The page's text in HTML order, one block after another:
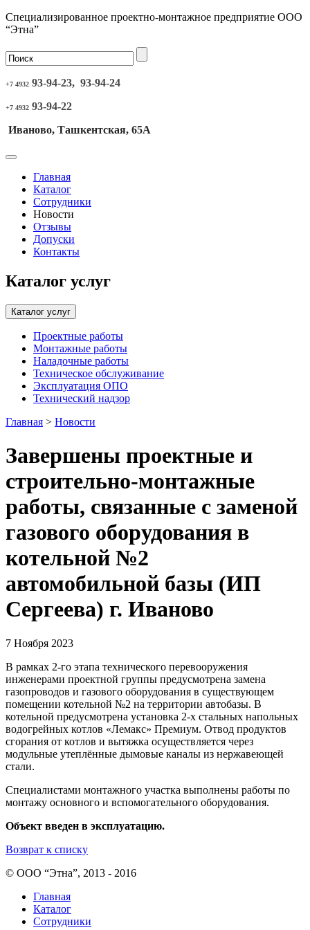
Специализированное проектно-монтажное предприятие ООО
“Этна”
+7 4932 93-94-23, 93-94-24
+7 4932 93-94-22
Иваново, Ташкентская, 65А
Главная
Каталог
Сотрудники
Новости
Отзывы
Допуски
Контакты
Каталог услуг
Каталог услуг
Проектные работы
Монтажные работы
Наладочные работы
Техническое обслуживание
Эксплуатация ОПО
Технический надзор
Главная > Новости
Завершены проектные и
строительно-монтажные
работы, связанные с заменой
газового оборудования в
котельной №2
автомобильной базы (ИП
Сергеева) г. Иваново
7 Ноября 2023
В рамках 2-го этапа технического перевооружения
инженерами проектной группы предусмотрена замена
газопроводов и газового оборудования в существующем
помещении котельной №2 на территории автобазы. В
котельной предусмотрена установка 2-х стальных напольных
водогрейных котлов «Лемакс» Премиум. Отвод продуктов
сгорания от котлов и вытяжка осуществляется через
модульные утеплённые дымовые каналы из нержавеющей
стали.
Специалистами монтажного участка выполнены работы по
монтажу основного и вспомогательного оборудования.
Объект введен в эксплуатацию.
Возврат к списку
© ООО “Этна”, 2013 - 2016
Главная
Каталог
Сотрудники